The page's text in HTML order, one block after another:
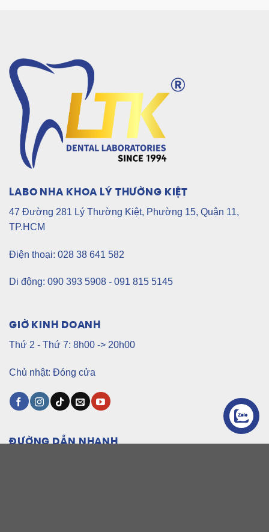
LABO NHA KHOA LÝ THƯỜNG KIỆT
47 Đường 281 Lý Thường Kiệt, Phường 15, Quận 11,
TP.HCM
Điện thoại: 028 38 641 582
Di động: 090 393 5908 - 091 815 5145
GIỜ KINH DOANH
Thứ 2 - Thứ 7: 8h00 -> 20h00
Chủ nhật: Đóng cửa
ĐƯỜNG DẪN NHANH
Liên Hệ